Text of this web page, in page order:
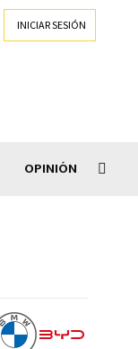
INICIAR SESIÓN
OPINIÓN